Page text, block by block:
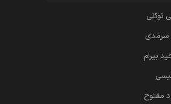
توکلی
سرمدی
بیرام
مفتوح